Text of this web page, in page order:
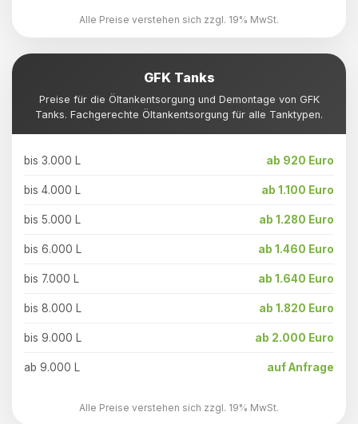
Alle Preise verstehen sich zzgl. 19% MwSt.
GFK Tanks
Preise für die Öltankentsorgung und Demontage von GFK
Tanks. Fachgerechte Öltankentsorgung für alle Tanktypen.
bis 3.000 L ab 920 Euro
bis 4.000 L ab 1.100 Euro
bis 5.000 L ab 1.280 Euro
bis 6.000 L ab 1.460 Euro
bis 7.000 L ab 1.640 Euro
bis 8.000 L ab 1.820 Euro
bis 9.000 L ab 2.000 Euro
ab 9.000 L auf Anfrage
Alle Preise verstehen sich zzgl. 19% MwSt.